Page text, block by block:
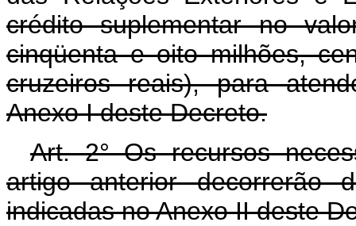
crédito suplementar no
cinqüenta e oito milhões,
cruzeiros reais), para
Anexo I deste Decreto.
Art. 2° Os recursos
artigo anterior decorrerão
indicadas no Anexo II deste